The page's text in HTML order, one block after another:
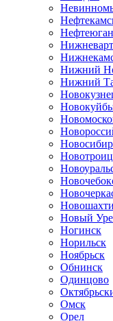
Нижний
Нижний
Новый
Ногинск
Норильск
Ноябрьск
Обнинск
Одинцово
Омск
Орел